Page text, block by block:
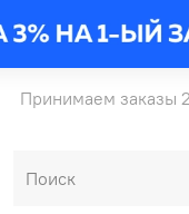
Принимаем заказы